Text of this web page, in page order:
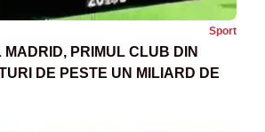
Sport
PRIMUL CLUB DIN
DE PESTE UN MILIARD DE